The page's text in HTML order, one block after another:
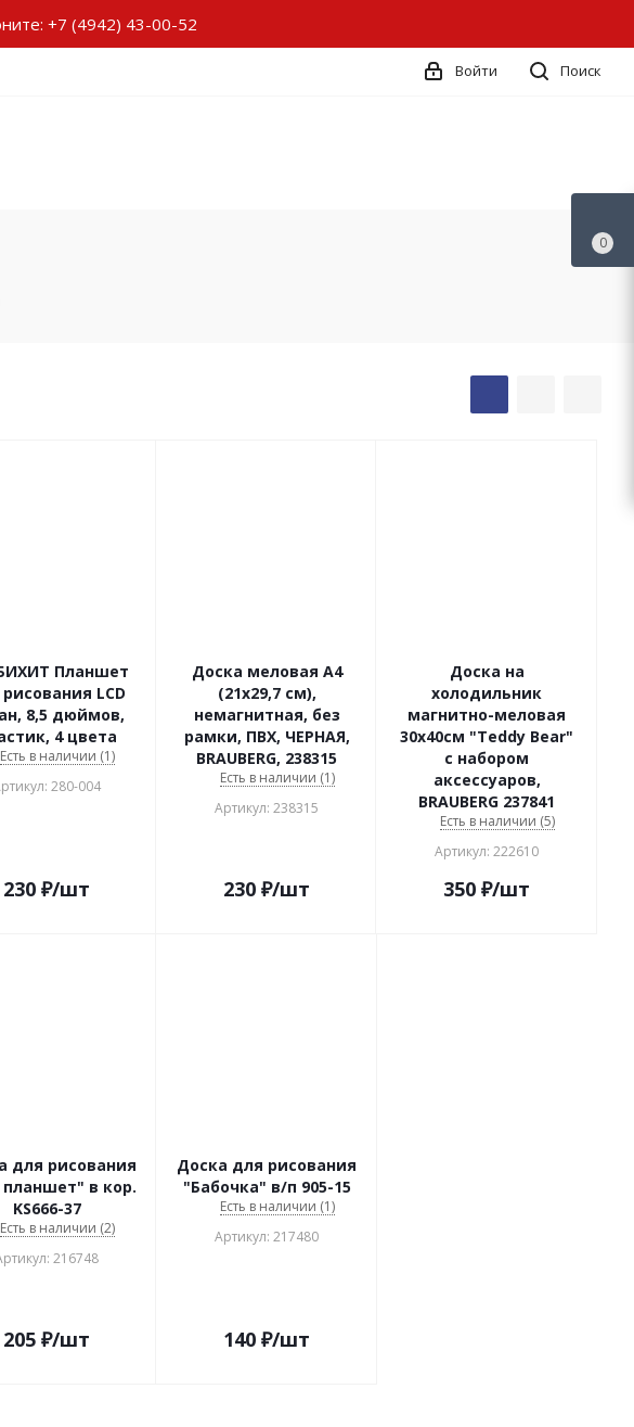
+7 (4942) 43-00-52
Поиск
Войти
Планшет
LCD
8,5 дюймов,
4 цвета
Есть в наличии (1)
280-004
230 ₽/шт
Доска меловая А4
(21x29,7 см),
немагнитная, без
рамки, ПВХ, ЧЕРНАЯ,
BRAUBERG, 238315
Есть в наличии (1)
Артикул: 238315
230 ₽/шт
Доска на
холодильник
магнитно-меловая
30х40см "Teddy Bear"
с набором
аксессуаров,
BRAUBERG 237841
Есть в наличии (5)
Артикул: 222610
350 ₽/шт
для рисования
в кор.
KS666-37
Есть в наличии (2)
216748
205 ₽/шт
Доска для рисования
"Бабочка" в/п 905-15
Есть в наличии (1)
Артикул: 217480
140 ₽/шт
0